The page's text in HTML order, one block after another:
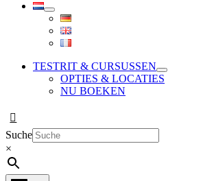
TESTRIT & CURSUSSEN
OPTIES & LOCATIES
NU BOEKEN
Suche
×